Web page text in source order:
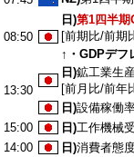
08:50
日)第1四半期
[前期比/前期
↑・GDPデフ
13:30
日)鉱工業生
[前月比/前年
日)設備稼働
15:00
日)工作機械
14:00
日)消費者態